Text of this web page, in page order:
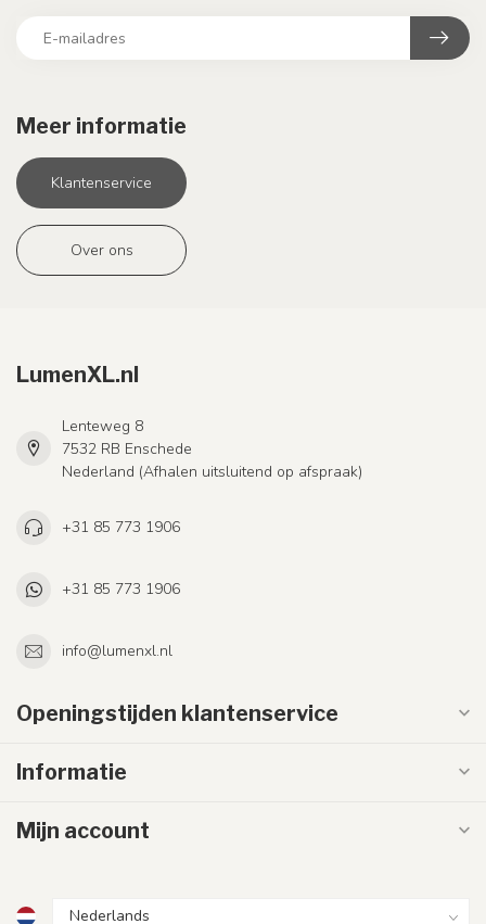
Meer informatie
Klantenservice
Over ons
LumenXL.nl
Lenteweg 8
7532 RB Enschede
Nederland (Afhalen uitsluitend op afspraak)
+31 85 773 1906
+31 85 773 1906
info@lumenxl.nl
Openingstijden klantenservice
Informatie
Mijn account